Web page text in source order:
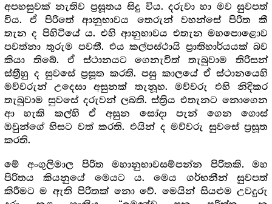
අපහසුවක් නැතිව ප්‍රසූතය සිදු විය. දරුවා හා මව සුවපත්
විය. ඒ පිරිතේ ආනුභාවය තෙරුන් වහන්සේ පිරිත කී
තැන ද පිහිටියේ ය. එහි ආනුභාවය එතැන මහපොළොව
පවත්නා තුරුම පවතී. එය කල්පස්ථායි ප්‍රාතිහාර්යයක් බව
කියා තිබේ. ඒ ස්ථානයට ගෙනැවිත් තැබුවාම තිරිසන්
ස්ත්‍රීහු ද සුවසේ ප්‍රසූත කරති. පසු කාලයේ ඒ ස්ථානයෙහි
මව්වරුන් උදෙසා අසුනක් තැනූහ. මව්වරු එහි නිදිකර
තැබුවාම සුවසේ දරුවන් ලබති. ස්ත්‍රිය එතැනට නොගෙන
ආ හැකි කල්හි ඒ අසුන සෝදා පැන් ගෙන ගොස්
ඔවුන්ගේ හිසට වත් කරති. එයින් ද මව්වරු සුවසේ ප්‍රසූත
කරති.
මේ අංගුලිමාල පිරිත මහානුභාවසම්පන්න පිරිතකි. මහ
පිරිතය කියනුයේ මෙයට ය. මෙය ගර්භනීන් සුවපත්
කිරීමට ම ඇති පිරිතක් නො වේ. මෙයින් සියළුම උවදුරු